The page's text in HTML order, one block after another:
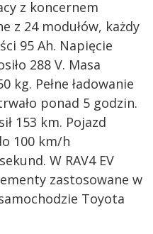
z koncernem
z 24 modułów, każdy
95 Ah. Napięcie
288 V. Masa
kg. Pełne ładowanie
ponad 5 godzin.
153 km. Pojazd
100 km/h
W RAV4 EV
zastosowane w
Toyota